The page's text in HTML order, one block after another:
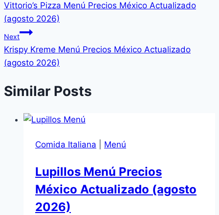
Vittorio’s Pizza Menú Precios México Actualizado
(agosto 2026)
Next
Krispy Kreme Menú Precios México Actualizado
(agosto 2026)
Similar Posts
Comida Italiana Menú
Lupillos Menú Precios
México Actualizado (agosto
2026)